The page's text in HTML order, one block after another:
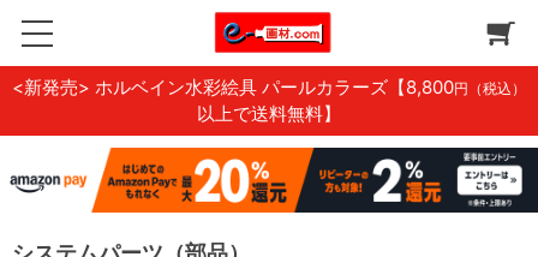
<新発売> ホルベイン水彩絵具 パールカラーズ 【8,800円（税込）
以上で送料無料】